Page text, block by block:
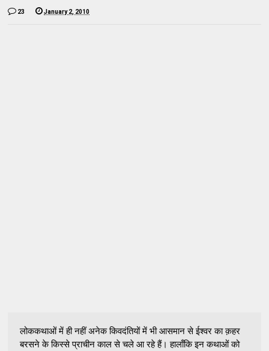
23 January 2, 2010
लोककथाओं में ही नहीं अनेक किवदंतियों में भी आसमान से ईश्वर का क़हर
बरसने के किस्से प्राचीन काल से चले आ रहे हैं। हालाँकि इन कथाओं को